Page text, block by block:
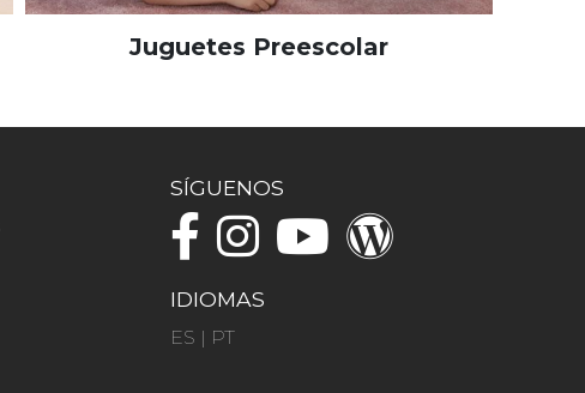
Juguetes Preescolar
SÍGUENOS
IDIOMAS
ES | PT